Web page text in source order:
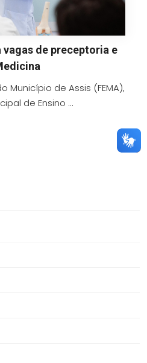
de preceptoria e
Município de Assis (FEMA),
de Ensino ...